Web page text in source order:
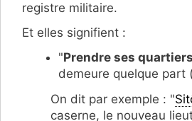
registre militaire.
Et elles signifient :
"Prendre ses quartiers
demeure quelque part
On dit par exemple : "
caserne, le nouveau